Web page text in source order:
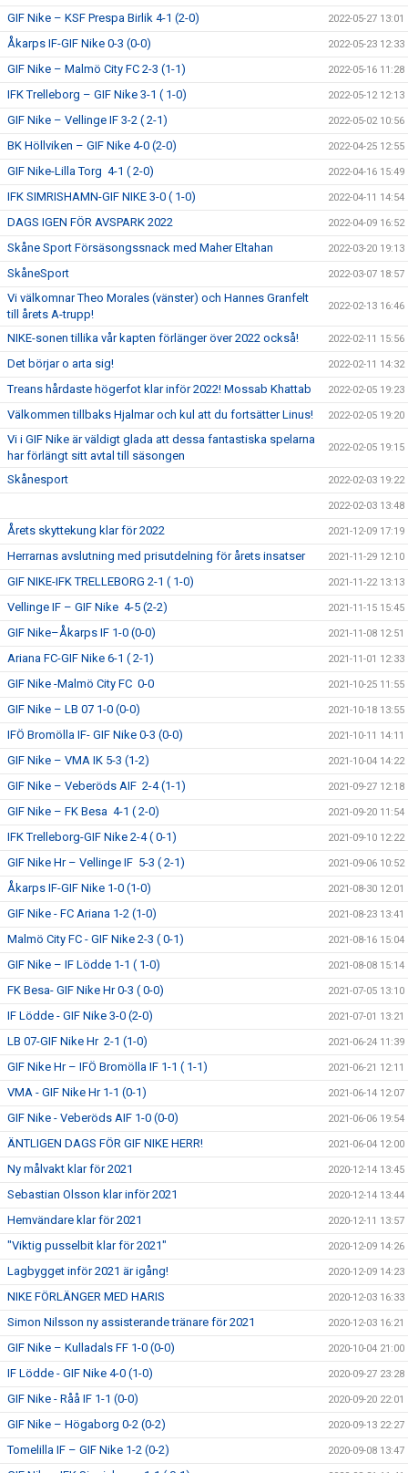
GIF Nike – KSF Prespa Birlik 4-1 (2-0) 2022-05-27 13:01
Åkarps IF-GIF Nike 0-3 (0-0) 2022-05-23 12:33
GIF Nike – Malmö City FC 2-3 (1-1) 2022-05-16 11:28
IFK Trelleborg – GIF Nike 3-1 ( 1-0) 2022-05-12 12:13
GIF Nike – Vellinge IF 3-2 ( 2-1) 2022-05-02 10:56
BK Höllviken – GIF Nike 4-0 (2-0) 2022-04-25 12:55
GIF Nike-Lilla Torg 4-1 ( 2-0) 2022-04-16 15:49
IFK SIMRISHAMN-GIF NIKE 3-0 ( 1-0) 2022-04-11 14:54
DAGS IGEN FÖR AVSPARK 2022 2022-04-09 16:52
Skåne Sport Försäsongssnack med Maher Eltahan 2022-03-20 19:13
SkåneSport 2022-03-07 18:57
Vi välkomnar Theo Morales (vänster) och Hannes Granfelt
till årets A-trupp!
2022-02-13 16:46
NIKE-sonen tillika vår kapten förlänger över 2022 också! 2022-02-11 15:56
Det börjar o arta sig! 2022-02-11 14:32
Treans hårdaste högerfot klar inför 2022! Mossab Khattab 2022-02-05 19:23
Välkommen tillbaks Hjalmar och kul att du fortsätter Linus! 2022-02-05 19:20
Vi i GIF Nike är väldigt glada att dessa fantastiska spelarna
har förlängt sitt avtal till säsongen
2022-02-05 19:15
Skånesport 2022-02-03 19:22
2022-02-03 13:48
Årets skyttekung klar för 2022 2021-12-09 17:19
Herrarnas avslutning med prisutdelning för årets insatser 2021-11-29 12:10
GIF NIKE-IFK TRELLEBORG 2-1 ( 1-0) 2021-11-22 13:13
Vellinge IF – GIF Nike 4-5 (2-2) 2021-11-15 15:45
GIF Nike–Åkarps IF 1-0 (0-0) 2021-11-08 12:51
Ariana FC-GIF Nike 6-1 ( 2-1) 2021-11-01 12:33
GIF Nike -Malmö City FC 0-0 2021-10-25 11:55
GIF Nike – LB 07 1-0 (0-0) 2021-10-18 13:55
IFÖ Bromölla IF- GIF Nike 0-3 (0-0) 2021-10-11 14:11
GIF Nike – VMA IK 5-3 (1-2) 2021-10-04 14:22
GIF Nike – Veberöds AIF 2-4 (1-1) 2021-09-27 12:18
GIF Nike – FK Besa 4-1 ( 2-0) 2021-09-20 11:54
IFK Trelleborg-GIF Nike 2-4 ( 0-1) 2021-09-10 12:22
GIF Nike Hr – Vellinge IF 5-3 ( 2-1) 2021-09-06 10:52
Åkarps IF-GIF Nike 1-0 (1-0) 2021-08-30 12:01
GIF Nike - FC Ariana 1-2 (1-0) 2021-08-23 13:41
Malmö City FC - GIF Nike 2-3 ( 0-1) 2021-08-16 15:04
GIF Nike – IF Lödde 1-1 ( 1-0) 2021-08-08 15:14
FK Besa- GIF Nike Hr 0-3 ( 0-0) 2021-07-05 13:10
IF Lödde - GIF Nike 3-0 (2-0) 2021-07-01 13:21
LB 07-GIF Nike Hr 2-1 (1-0) 2021-06-24 11:39
GIF Nike Hr – IFÖ Bromölla IF 1-1 ( 1-1) 2021-06-21 12:11
VMA - GIF Nike Hr 1-1 (0-1) 2021-06-14 12:07
GIF Nike - Veberöds AIF 1-0 (0-0) 2021-06-06 19:54
ÄNTLIGEN DAGS FÖR GIF NIKE HERR! 2021-06-04 12:00
Ny målvakt klar för 2021 2020-12-14 13:45
Sebastian Olsson klar inför 2021 2020-12-14 13:44
Hemvändare klar för 2021 2020-12-11 13:57
"Viktig pusselbit klar för 2021" 2020-12-09 14:26
Lagbygget inför 2021 är igång! 2020-12-09 14:23
NIKE FÖRLÄNGER MED HARIS 2020-12-03 16:33
Simon Nilsson ny assisterande tränare för 2021 2020-12-03 16:21
GIF Nike – Kulladals FF 1-0 (0-0) 2020-10-04 21:00
IF Lödde - GIF Nike 4-0 (1-0) 2020-09-27 23:28
GIF Nike - Råå IF 1-1 (0-0) 2020-09-20 22:01
GIF Nike – Högaborg 0-2 (0-2) 2020-09-13 22:27
Tomelilla IF – GIF Nike 1-2 (0-2) 2020-09-08 13:47